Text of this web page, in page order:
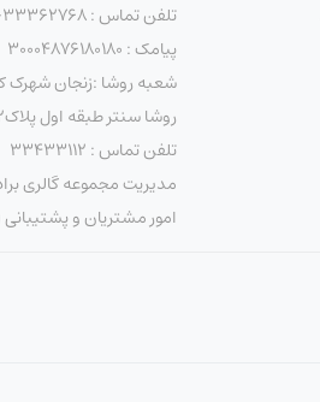
تلفن تماس : 33362768-024 - 33360921-024 - 33360274-024
پیامک : ۳۰۰۰۴۸۷۶۱۸۰۱۸۰
شعبه روشا :زنجان شهرک
روشا سنتر طبقه اول پلاک۱۲و۱۳
تلفن تماس : ۳۳۴۳۳۱۱۲
مدیریت مجموعه گالری برادری
امور مشتریان و پشتیبانی (برادری)